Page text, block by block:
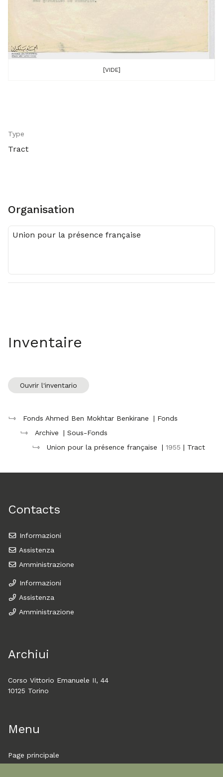
[VIDE]
Type
Tract
Organisation
Union pour la présence française
Inventaire
Ouvrir l'inventario
Fonds Ahmed Ben Mokhtar Benkirane
| Fonds
Archive
| Sous-Fonds
Union pour la présence française
| 1955 | Tract
Contacts
Informazioni
Assistenza
Amministrazione
Informazioni
Assistenza
Amministrazione
Archiui
Corso Vittorio Emanuele II, 44
10125 Torino
Menu
Page principale